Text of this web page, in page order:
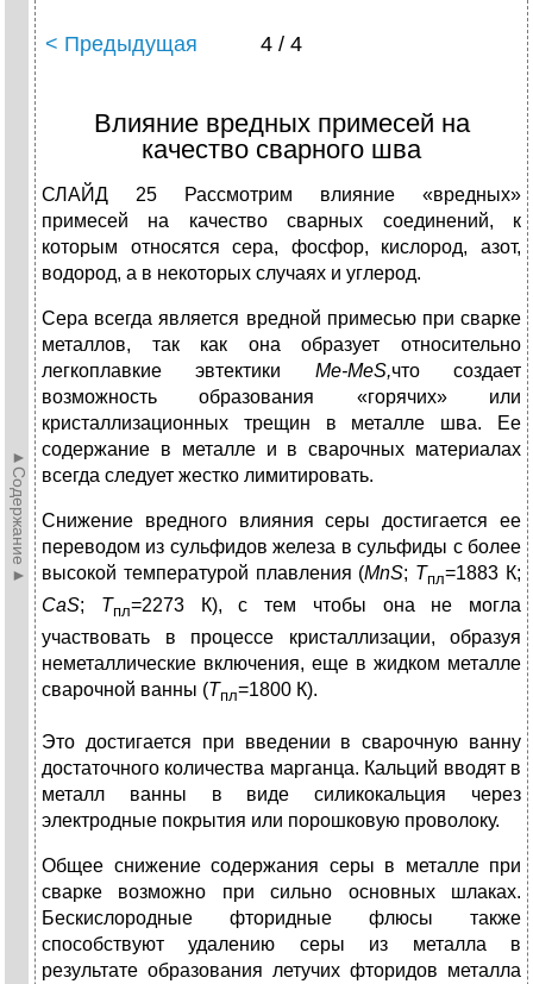
►Содержание►
< Предыдущая 4 / 4
Влияние вредных примесей на
качество сварного шва
СЛАЙД 25 Рассмотрим влияние «вредных»
примесей на качество сварных соединений, к
которым относятся сера, фосфор, кислород, азот,
водород, а в некоторых случаях и углерод.
Сера всегда является вредной примесью при сварке
металлов, так как она образует относительно
легкоплавкие эвтектики Ме-МеS,что создает
возможность образования «горячих» или
кристаллизационных трещин в металле шва. Ее
содержание в металле и в сварочных материалах
всегда следует жестко лимитировать.
Снижение вредного влияния серы достигается ее
переводом из сульфидов железа в сульфиды с более
высокой температурой плавления (MnS; Tпл=1883 К;
CaS; Тпл=2273 К), с тем чтобы она не могла
участвовать в процессе кристаллизации, образуя
неметаллические включения, еще в жидком металле
сварочной ванны (Тпл=1800 К).
Это достигается при введении в сварочную ванну
достаточного количества марганца. Кальций вводят в
металл ванны в виде силикокальция через
электродные покрытия или порошковую проволоку.
Общее снижение содержания серы в металле при
сварке возможно при сильно основных шлаках.
Бескислородные фторидные флюсы также
способствуют удалению серы из металла в
результате образования летучих фторидов металла